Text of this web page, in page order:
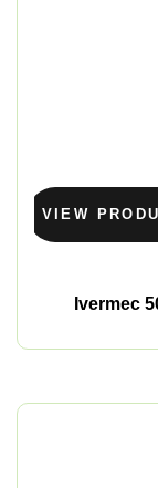
VIEW
Ivermec